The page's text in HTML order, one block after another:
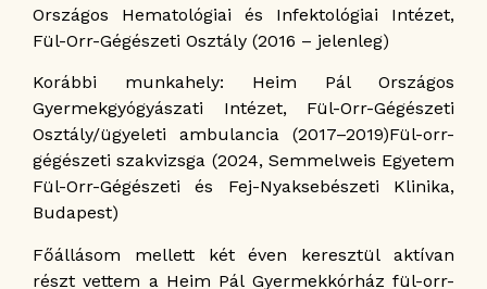
Országos Hematológiai és Infektológiai Intézet,
Fül-Orr-Gégészeti Osztály (2016 – jelenleg)
Korábbi munkahely: Heim Pál Országos
Gyermekgyógyászati Intézet, Fül-Orr-Gégészeti
Osztály/ügyeleti ambulancia (2017–2019)Fül-orr-
gégészeti szakvizsga (2024, Semmelweis Egyetem
Fül-Orr-Gégészeti és Fej-Nyaksebészeti Klinika,
Budapest)
Főállásom mellett két éven keresztül aktívan
részt vettem a Heim Pál Gyermekkórház fül-orr-